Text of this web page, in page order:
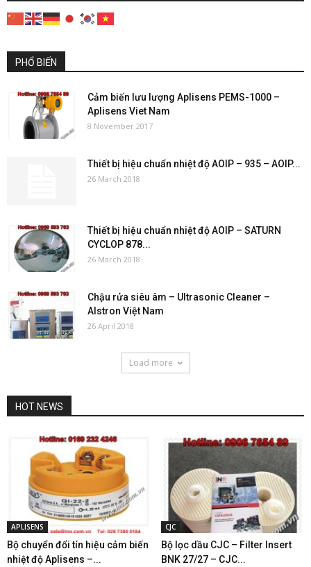
PHỔ BIẾN
Cảm biến lưu lượng Aplisens PEMS-1000 –
Aplisens Viet Nam
8 November 2017
Thiết bị hiệu chuẩn nhiệt độ AOIP – 935 – AOIP...
26 March 2018
Thiết bị hiệu chuẩn nhiệt độ AOIP – SATURN
CYCLOP 878...
26 March 2018
Chậu rửa siêu âm – Ultrasonic Cleaner –
Alstron Việt Nam
26 April 2018
Load more
HOT NEWS
APLISENS
Bộ chuyển đổi tín hiệu cảm biến
nhiệt độ Aplisens –...
CJC
Bộ lọc dầu CJC – Filter Insert
BNK 27/27 – CJC...